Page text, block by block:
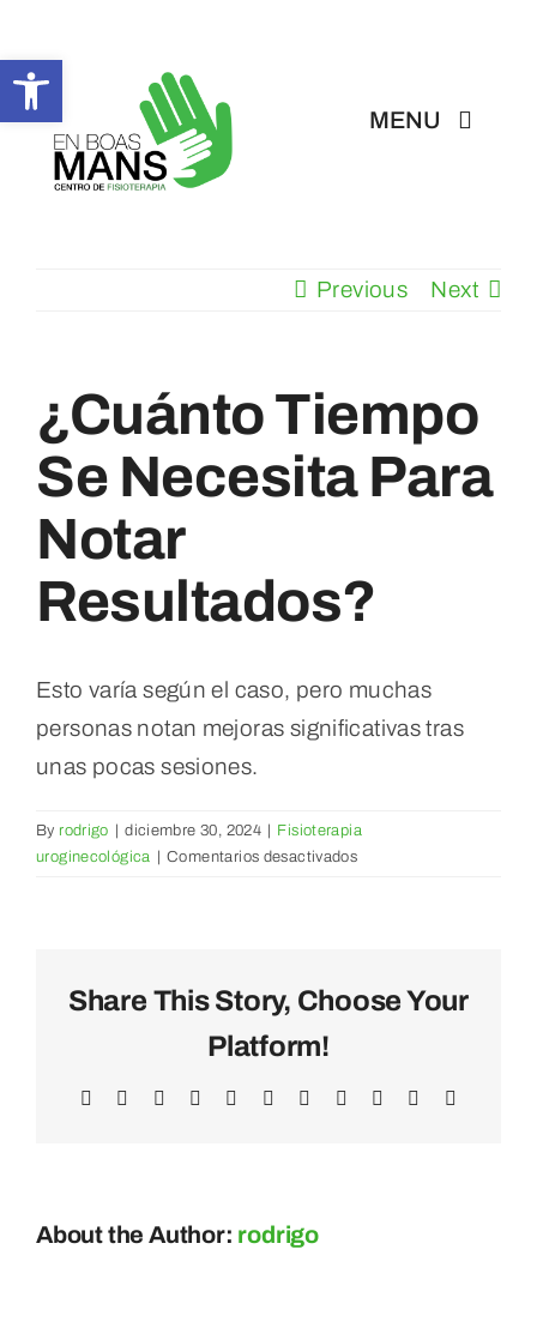
Abrir barra de herramientas
to
content
MENU
En Boas Mans
Tratamientos
Contacto
Previous Next
¿Cuánto Tiempo
Se Necesita Para
Notar
Resultados?
Esto varía según el caso, pero muchas
personas notan mejoras significativas tras
unas pocas sesiones.
By rodrigo diciembre 30, 2024
Fisioterapia
uroginecológica
Comentarios desactivadosen
notar
Share This Story, Choose Your
Platform!
Facebook RedditLinkedInWhatsAppTelegram
TumblrPinterest Xing
About the Author: rodrigo